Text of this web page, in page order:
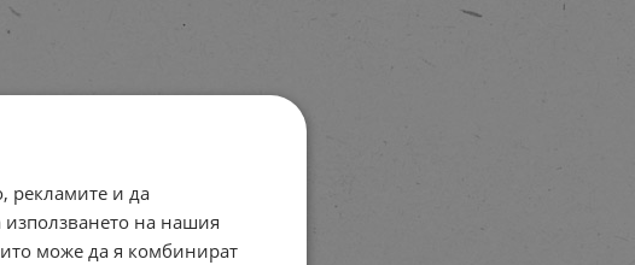
рекламите и да
на нашия
може да я комбинират